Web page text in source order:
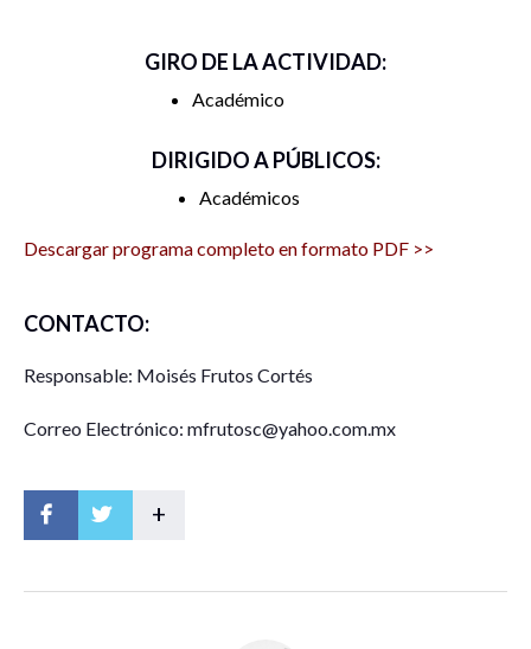
GIRO DE LA ACTIVIDAD:
Académico
DIRIGIDO A PÚBLICOS:
Académicos
Descargar programa completo en formato PDF >>
CONTACTO:
Responsable: Moisés Frutos Cortés
Correo Electrónico: mfrutosc@yahoo.com.mx
+